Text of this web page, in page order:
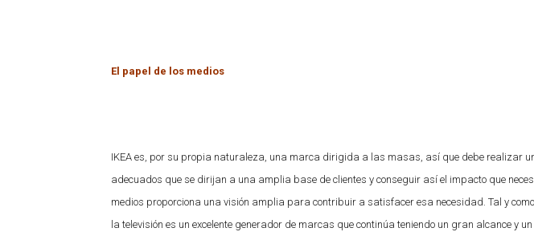
El papel de los medios
IKEA es, por su propia naturaleza, una marca dirigida a las masas, así que debe realizar
adecuados que se dirijan a una amplia base de clientes y conseguir así el impacto que
medios proporciona una visión amplia para contribuir a satisfacer esa necesidad. Tal y
la televisión es un excelente generador de marcas que continúa teniendo un gran alcance y